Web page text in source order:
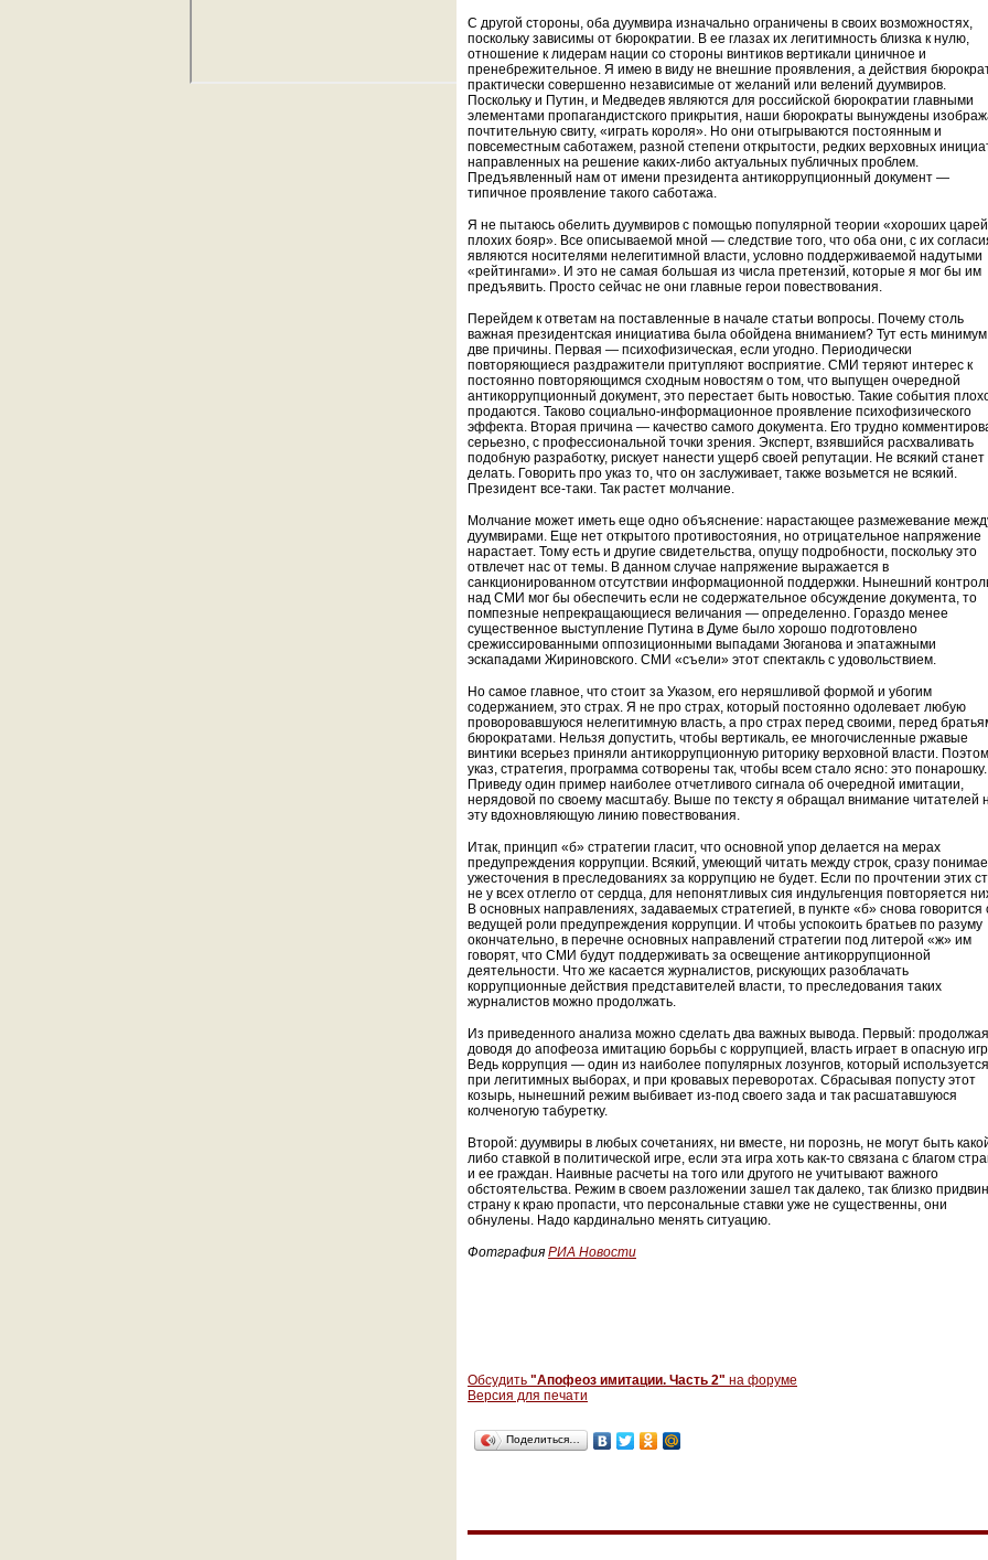
С другой стороны, оба дуумвира изначально ограничены в своих возможностях,
поскольку зависимы от бюрократии. В ее глазах их легитимность близка к нулю,
отношение к лидерам нации со стороны винтиков вертикали циничное и
пренебрежительное. Я имею в виду не внешние проявления, а действия
практически совершенно независимые от желаний или велений дуумвиров.
Поскольку и Путин, и Медведев являются для российской бюрократии главными
элементами пропагандистского прикрытия, наши бюрократы вынуждены
почтительную свиту, «играть короля». Но они отыгрываются постоянным и
повсеместным саботажем, разной степени открытости, редких верховных
направленных на решение каких-либо актуальных публичных проблем.
Предъявленный нам от имени президента антикоррупционный документ —
типичное проявление такого саботажа.
Я не пытаюсь обелить дуумвиров с помощью популярной теории «хороших
плохих бояр». Все описываемой мной — следствие того, что оба они, с их
являются носителями нелегитимной власти, условно поддерживаемой надутыми
«рейтингами». И это не самая большая из числа претензий, которые я мог бы им
предъявить. Просто сейчас не они главные герои повествования.
Перейдем к ответам на поставленные в начале статьи вопросы. Почему столь
важная президентская инициатива была обойдена вниманием? Тут есть минимум
две причины. Первая — психофизическая, если угодно. Периодически
повторяющиеся раздражители притупляют восприятие. СМИ теряют интерес к
постоянно повторяющимся сходным новостям о том, что выпущен очередной
антикоррупционный документ, это перестает быть новостью. Такие события
продаются. Таково социально-информационное проявление психофизического
эффекта. Вторая причина — качество самого документа. Его трудно
серьезно, с профессиональной точки зрения. Эксперт, взявшийся расхваливать
подобную разработку, рискует нанести ущерб своей репутации. Не всякий станет
делать. Говорить про указ то, что он заслуживает, также возьмется не всякий.
Президент все-таки. Так растет молчание.
Молчание может иметь еще одно объяснение: нарастающее размежевание
дуумвирами. Еще нет открытого противостояния, но отрицательное напряжение
нарастает. Тому есть и другие свидетельства, опущу подробности, поскольку это
отвлечет нас от темы. В данном случае напряжение выражается в
санкционированном отсутствии информационной поддержки. Нынешний
над СМИ мог бы обеспечить если не содержательное обсуждение документа, то
помпезные непрекращающиеся величания — определенно. Гораздо менее
существенное выступление Путина в Думе было хорошо подготовлено
срежиссированными оппозиционными выпадами Зюганова и эпатажными
эскападами Жириновского. СМИ «съели» этот спектакль с удовольствием.
Но самое главное, что стоит за Указом, его неряшливой формой и убогим
содержанием, это страх. Я не про страх, который постоянно одолевает любую
проворовавшуюся нелегитимную власть, а про страх перед своими, перед
бюрократами. Нельзя допустить, чтобы вертикаль, ее многочисленные ржавые
винтики всерьез приняли антикоррупционную риторику верховной власти.
указ, стратегия, программа сотворены так, чтобы всем стало ясно: это понарошку.
Приведу один пример наиболее отчетливого сигнала об очередной имитации,
нерядовой по своему масштабу. Выше по тексту я обращал внимание читателей
эту вдохновляющую линию повествования.
Итак, принцип «б» стратегии гласит, что основной упор делается на мерах
предупреждения коррупции. Всякий, умеющий читать между строк, сразу
ужесточения в преследованиях за коррупцию не будет. Если по прочтении этих
не у всех отлегло от сердца, для непонятливых сия индульгенция повторяется
В основных направлениях, задаваемых стратегией, в пункте «б» снова говорится
ведущей роли предупреждения коррупции. И чтобы успокоить братьев по разуму
окончательно, в перечне основных направлений стратегии под литерой «ж» им
говорят, что СМИ будут поддерживать за освещение антикоррупционной
деятельности. Что же касается журналистов, рискующих разоблачать
коррупционные действия представителей власти, то преследования таких
журналистов можно продолжать.
Из приведенного анализа можно сделать два важных вывода. Первый:
доводя до апофеоза имитацию борьбы с коррупцией, власть играет в опасную
Ведь коррупция — один из наиболее популярных лозунгов, который
при легитимных выборах, и при кровавых переворотах. Сбрасывая попусту этот
козырь, нынешний режим выбивает из-под своего зада и так расшатавшуюся
колченогую табуретку.
Второй: дуумвиры в любых сочетаниях, ни вместе, ни порознь, не могут быть
либо ставкой в политической игре, если эта игра хоть как-то связана с благом
и ее граждан. Наивные расчеты на того или другого не учитывают важного
обстоятельства. Режим в своем разложении зашел так далеко, так близко
страну к краю пропасти, что персональные ставки уже не существенны, они
обнулены. Надо кардинально менять ситуацию.
Фотграфия РИА Новости
Обсудить "Апофеоз имитации. Часть 2" на форуме
Версия для печати
Поделиться…